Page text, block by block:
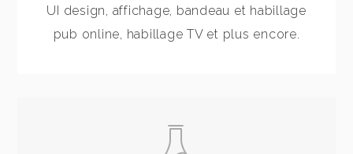
UI design, affichage, bandeau et habillage
pub online, habillage TV et plus encore.